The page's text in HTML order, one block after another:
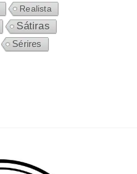
Realista
Sátiras
Sérires